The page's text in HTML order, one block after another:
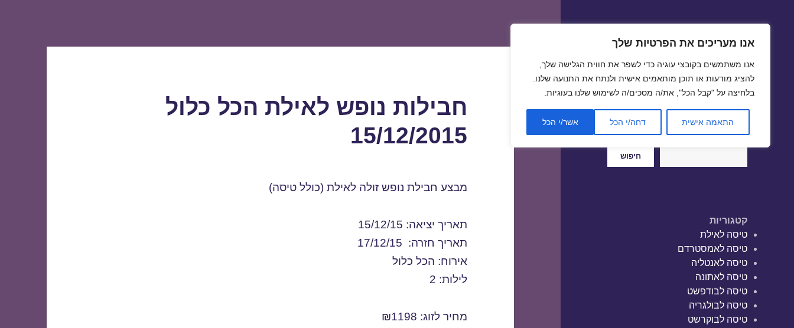
אנו מעריכים את הפרטיות שלך
אנו משתמשים בקובצי עוגיה כדי לשפר את חווית הגלישה שלך,
להציג מודעות או תוכן מותאמים אישית ולנתח את התנועה שלנו.
בלחיצה על "קבל הכל", את/ה מסכים/ה לשימוש שלנו בעוגיות.
התאמה אישית דחה/י הכל אשר/י הכל
טיסה זולה | טיסות זולות
חיפוש
חיפוש
קטגוריות
טיסה לאילת
טיסה לאמסטרדם
טיסה לאנטליה
טיסה לאתונה
טיסה לבודפשט
טיסה לבולגריה
טיסה לבוקרשט
חבילות נופש לאילת הכל כלול
15/12/2015
מבצע חבילת נופש זולה לאילת (כולל טיסה)
תאריך יציאה: 15/12/15
תאריך חזרה: 17/12/15
אירוח: הכל כלול
לילות: 2
מחיר לזוג: ₪1198